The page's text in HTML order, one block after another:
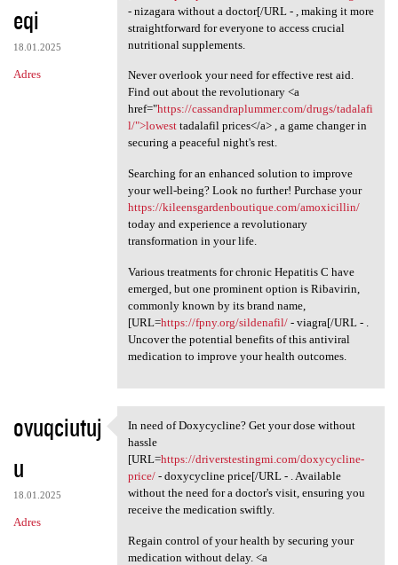
eqi
18.01.2025
Adres
- nizagara without a doctor[/URL - , making it more
straightforward for everyone to access crucial
nutritional supplements.
Never overlook your need for effective rest aid.
Find out about the revolutionary <a
href="https://cassandraplummer.com/drugs/tadalafi
l/">lowesttadalafil prices</a> , a game changer in
securing a peaceful night's rest.
Searching for an enhanced solution to improve
your well-being? Look no further! Purchase your
https://kileensgardenboutique.com/amoxicillin/
today and experience a revolutionary
transformation in your life.
Various treatments for chronic Hepatitis C have
emerged, but one prominent option is Ribavirin,
commonly known by its brand name,
[URL=https://fpny.org/sildenafil/- viagra[/URL - .
Uncover the potential benefits of this antiviral
medication to improve your health outcomes.
ovuqciutuj
u
18.01.2025
Adres
In need of Doxycycline? Get
In need of Doxycycline? Get your dose without
hassle
[URL=https://driverstestingmi.com/doxycycline-
price/- doxycycline price[/URL - . Available
without the need for a doctor's visit, ensuring you
receive the medication swiftly.
Regain control of your health by securing your
medication without delay. <a